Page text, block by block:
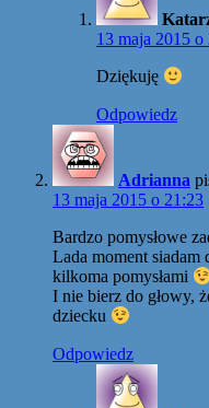
13 maja 2015 o
Dziękuję
Odpowiedz
Adrianna
13 maja 2015 o 21:23
Bardzo pomysłowe
Lada moment siadam
kilkoma pomysłami
I nie bierz do głowy,
dziecku
Odpowiedz